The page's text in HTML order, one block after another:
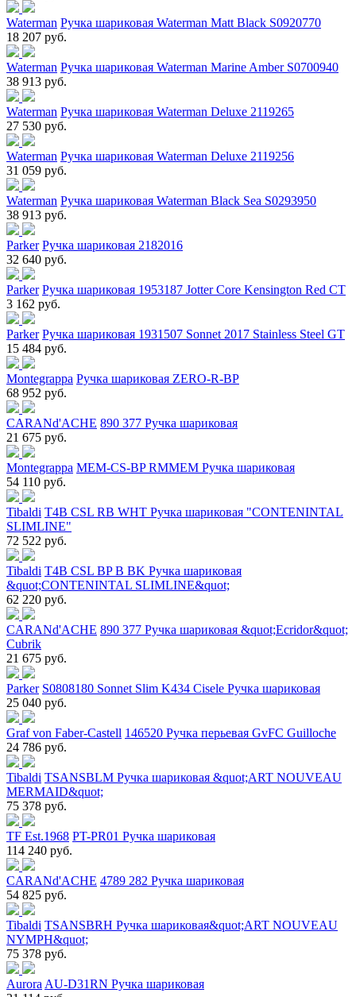
Waterman Ручка шариковая Waterman Matt Black S0920770
18 207 руб.
Waterman Ручка шариковая Waterman Marine Amber S0700940
38 913 руб.
Waterman Ручка шариковая Waterman Deluxe 2119265
27 530 руб.
Waterman Ручка шариковая Waterman Deluxe 2119256
31 059 руб.
Waterman Ручка шариковая Waterman Black Sea S0293950
38 913 руб.
Parker Ручка шариковая 2182016
32 640 руб.
Parker Ручка шариковая 1953187 Jotter Core Kensington Red CT
3 162 руб.
Parker Ручка шариковая 1931507 Sonnet 2017 Stainless Steel GT
15 484 руб.
Montegrappa Ручка шариковая ZERO-R-BP
68 952 руб.
CARANd'ACHE 890 377 Ручка шариковая
21 675 руб.
Montegrappa MEM-CS-BP RMMEM Ручка шариковая
54 110 руб.
Tibaldi T4B CSL RB WHT Ручка шариковая "CONTENINTAL
SLIMLINE"
72 522 руб.
Tibaldi T4B CSL BP B BK Ручка шариковая
&quot;CONTENINTAL SLIMLINE&quot;
62 220 руб.
CARANd'ACHE 890 377 Ручка шариковая &quot;Ecridor&quot;
Cubrik
21 675 руб.
Parker S0808180 Sonnet Slim K434 Cisele Ручка шариковая
25 040 руб.
Graf von Faber-Castell 146520 Ручка перьевая GvFC Guilloche
24 786 руб.
Tibaldi TSANSBLM Ручка шариковая &quot;ART NOUVEAU
MERMAID&quot;
75 378 руб.
TF Est.1968 PT-PR01 Ручка шариковая
114 240 руб.
CARANd'ACHE 4789 282 Ручка шариковая
54 825 руб.
Tibaldi TSANSBRH Ручка шариковая&quot;ART NOUVEAU
NYMPH&quot;
75 378 руб.
Aurora AU-D31RN Ручка шариковая